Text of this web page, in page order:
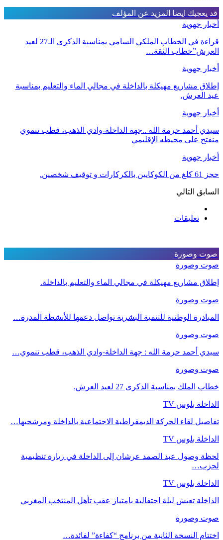
قد يعجبك ايضا المزيد عن المؤلف
أخبار جهوية
قراءة في الخطاب الملكي السامي بمناسبة الذكرى الـ27 لعيد
العرش”خطاب الثقة…
أخبار جهوية
إطلاق مشاريع مهيكلة بالداخلة في مجالي الماء والتعليم بمناسبة
عيد العرش.
أخبار جهوية
سيدي أحمد حرمة الله ..جهة الداخلة-وادي الذهب، قطب تنموي
منفتح على محيطه الإقليمي
أخبار جهوية
حجز 61 كلغ من الكوكايين بالكركارات و توقيف شخصين.
السابق التالي
تعليقات
صوت وصورة
صوت وصورة
إطلاق مشاريع مهيكلة في مجالي الماء والتعليم بالداخلة.
صوت وصورة
المبادرة الوطنية للتنمية البشرية تواصل دعمها للأنشطة المدرة…
صوت وصورة
سيدي أحمد حرمة الله : جهة الداخلة-وادي الذهب، قطب تنموي…
صوت وصورة
خطاب الملك بمناسبة الذكرى 27 لعيد العرش.
الداخلة بلوس TV
تفاصيل لقاء الحركة الديمقراطية الاجتماعية بالداخلة ومرشحيها…
الداخلة بلوس TV
لحظة وصول عبد الصمد عرشان إلى الداخلة في زيارة تنظيمية
لحزب…
الداخلة بلوس TV
الداخلة تعيش ليلة احتفالية بامتياز عقب تأهل المنتخب المغربي
صوت وصورة
اختتام النسخة الثانية من برنامج “كفاءة” لفائدة…